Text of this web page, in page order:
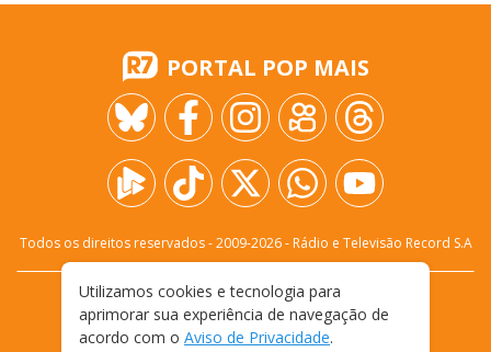
PORTAL POP MAIS
Todos os direitos reservados - 2009-2026- Rádio e Televisão Record S.A
FALE CONOSCO
PRIVACIDADE
TERMOS E CONDIÇÕES DE USO
Utilizamos cookies e tecnologia para
aprimorar sua experiência de navegação de
acordo com o Aviso de Privacidade.